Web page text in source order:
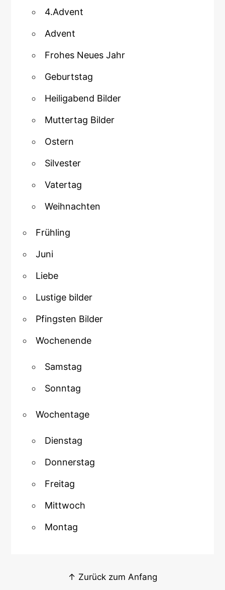
4.Advent
Advent
Frohes Neues Jahr
Geburtstag
Heiligabend Bilder
Muttertag Bilder
Ostern
Silvester
Vatertag
Weihnachten
Frühling
Juni
Liebe
Lustige bilder
Pfingsten Bilder
Wochenende
Samstag
Sonntag
Wochentage
Dienstag
Donnerstag
Freitag
Mittwoch
Montag
↑ Zurück zum Anfang